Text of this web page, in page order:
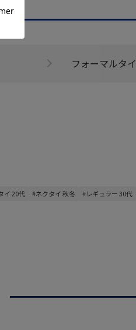
フォーマルタイ
イ 20代 #ネクタイ 秋冬 #レギュラー 30代